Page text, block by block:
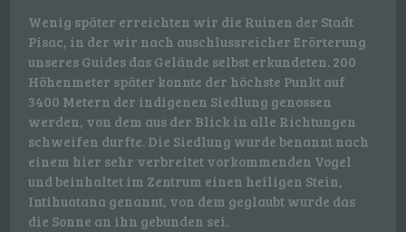
Wenig später erreichten wir die Ruinen der Stadt
Pisac, in der wir nach auschlussreicher Erörterung
unseres Guides das Gelände selbst erkundeten. 200
Höhenmeter später konnte der höchste Punkt auf
3400 Metern der indigenen Siedlung genossen
werden, von dem aus der Blick in alle Richtungen
schweifen durfte. Die Siedlung wurde benannt nach
einem hier sehr verbreitet vorkommenden Vogel
und beinhaltet im Zentrum einen heiligen Stein,
Intihuatana genannt, von dem geglaubt wurde das
die Sonne an ihn gebunden sei.